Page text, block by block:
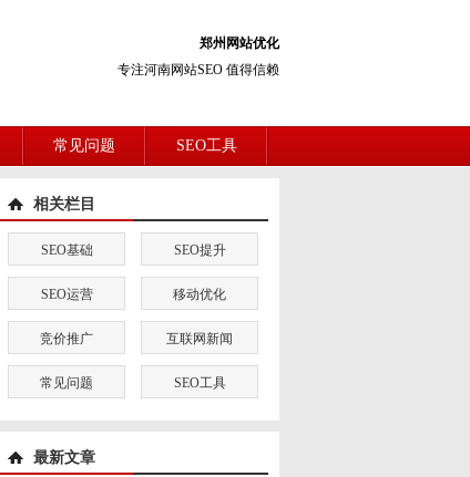
郑州网站优化
专注河南网站SEO 值得信赖
常见问题 SEO工具
相关栏目
SEO基础 SEO提升
SEO运营 移动优化
竞价推广 互联网新闻
常见问题 SEO工具
最新文章